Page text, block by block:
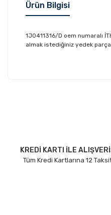
Ürün Bilgisi
1J0411316/D oem numaralı
almak istediğiniz yedek
Ürün bilgilerinde hatalar
Ürün fiyatı diğer
KREDİ KARTI İLE
Tüm Kredi Kartlarına 12